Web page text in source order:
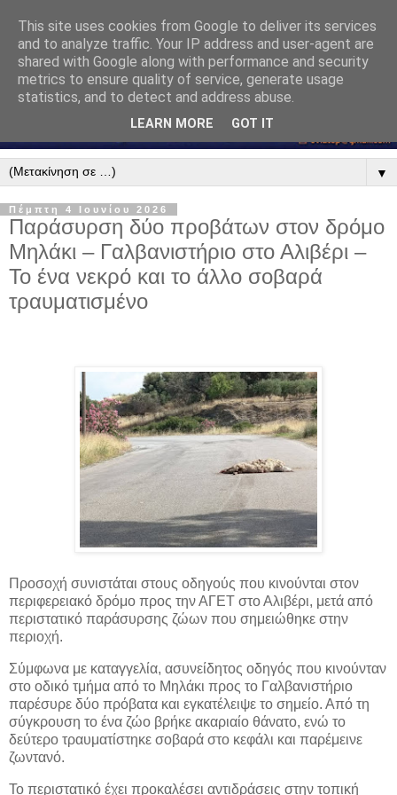
▼
Πέμπτη 4 Ιουνίου 2026
Παράσυρση δύο προβάτων στον δρόμο
Μηλάκι – Γαλβανιστήριο στο Αλιβέρι –
Το ένα νεκρό και το άλλο σοβαρά
τραυματισμένο
Προσοχή συνιστάται στους οδηγούς που κινούνται στον
περιφερειακό δρόμο προς την ΑΓΕΤ στο Αλιβέρι, μετά από
περιστατικό παράσυρσης ζώων που σημειώθηκε στην
περιοχή.
Σύμφωνα με καταγγελία, ασυνείδητος οδηγός που κινούνταν
στο οδικό τμήμα από το Μηλάκι προς το Γαλβανιστήριο
παρέσυρε δύο πρόβατα και εγκατέλειψε το σημείο. Από τη
σύγκρουση το ένα ζώο βρήκε ακαριαίο θάνατο, ενώ το
δεύτερο τραυματίστηκε σοβαρά στο κεφάλι και παρέμεινε
ζωντανό.
Το περιστατικό έχει προκαλέσει αντιδράσεις στην τοπική
This site uses cookies from Google to deliver its services
and to analyze traffic. Your IP address and user-agent are
shared with Google along with performance and security
metrics to ensure quality of service, generate usage
statistics, and to detect and address abuse.
LEARN MORE GOT IT